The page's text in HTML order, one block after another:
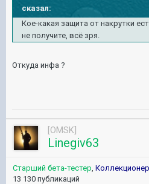
сказал:
Кое-какая защита от накрутки
не получите, всё зря.
Откуда инфа ?
[OMSK]
Linegiv63
Старший бета-тестер Коллекционер
13 130 публикаций